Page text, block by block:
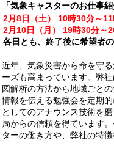
「気象キャスターのお仕事紹
2月8日（土） 10時30分～
2月10日（月） 19時30分～
各日とも、終了後に希望者
近年、気象災害から命を守
ーズも高まっています。弊
図解析の方法から地域ごと
情報を伝える勉強会を定期
としてのアナウンス技術を
局からの信頼を得ています
ターの働き方や、弊社の特